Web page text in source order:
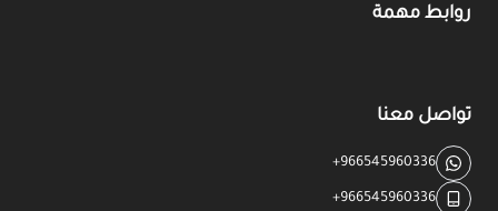
روابط مهمة
تواصل معنا
+966545960336
+966545960336